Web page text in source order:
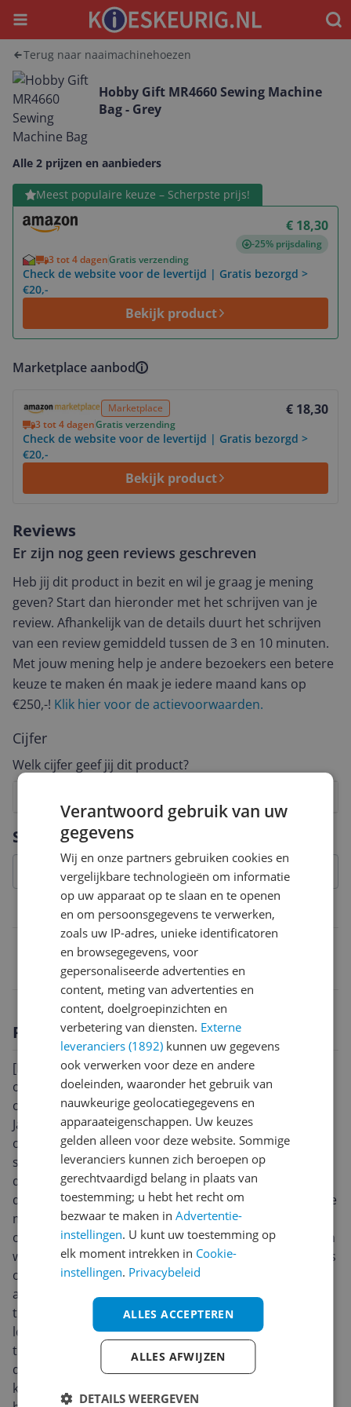
Menu
Terug naar naaimachinehoezen
Hobby Gift MR4660 Sewing Machine
Bag - Grey
Alle 2 prijzen en aanbieders
Meest populaire keuze – Scherpste prijs!
€ 18,30
-25% prijsdaling
3 tot 4 dagenGratis verzending
Check de website voor de levertijd | Gratis bezorgd >
€20,-
Bekijk product
Bekijk product
Marketplace aanbod
Marketplace € 18,30
3 tot 4 dagenGratis verzending
Check de website voor de levertijd | Gratis bezorgd >
€20,-
Bekijk product
Specificaties
Belangrijkste kenmerken
5029784903463
Productomschrijving
[Premiumkwaliteit] Een eersteklas assortiment
opbergkoffers of tassen voor naaimachines, speciaal
ontworpen om universeel veilig op de meeste Singer-,
Janome- en Brother-naaimachines te passen. [Veilige
opslag] Elke naaimachinetas is gebouwd met een
stevige en volledig veilige basis om de onderkant van
de machine te beschermen en is gemaakt van een
duurzame stoffen hoes met dikke schuimvulling om de
machine te beschermen tegen stof en vuil tijdens
opslag. [Beschermhoes] ​​Het buitenste materiaal is een
waterbestendige stofcoating, waardoor de tas ideaal is
om uw machine en accessoires te beschermen tegen
accidentele waterschade, thuis of in de klas of tijdens
transport. [Handig om te dragen] Met een soepel
lopende ritssluiting over de volledige breedte is de
toegang tot uw machine snel en gemakkelijk en de
dubbele handgreep wordt geleverd met een
klittenband voor extra ondersteuning en comfort bij
Reviews
Er zijn nog geen reviews geschreven
Heb jij dit product in bezit en wil je graag je mening
geven? Start dan hieronder met het schrijven van je
review. Afhankelijk van de details duurt het schrijven
van een review gemiddeld tussen de 3 en 10 minuten.
Met jouw mening help je andere bezoekers een betere
keuze te maken én maak je iedere maand kans op
€250,-! Klik hier voor de actievoorwaarden.
Cijfer
Welk cijfer geef jij dit product?
Vraag 1 van 4
Verantwoord gebruik van uw
gegevens
Wij en onze partners gebruiken cookies en
vergelijkbare technologieën om informatie
op uw apparaat op te slaan en te openen
en om persoonsgegevens te verwerken,
zoals uw IP-adres, unieke identificatoren
en browsegegevens, voor
gepersonaliseerde advertenties en
content, meting van advertenties en
content, doelgroepinzichten en
verbetering van diensten. Externe
leveranciers (1892) kunnen uw gegevens
ook verwerken voor deze en andere
doeleinden, waaronder het gebruik van
nauwkeurige geolocatiegegevens en
apparaateigenschappen. Uw keuzes
gelden alleen voor deze website. Sommige
leveranciers kunnen zich beroepen op
gerechtvaardigd belang in plaats van
toestemming; u hebt het recht om
bezwaar te maken inAdvertentie-
instellingen. U kunt uw toestemming op
elk moment intrekken in Cookie-
instellingen. Privacybeleid
ALLES ACCEPTEREN
ALLES AFWIJZEN
DETAILS WEERGEVEN